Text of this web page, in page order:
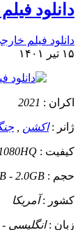
دانلود فیلم Zeros and Ones 2021 صفر و یک
دانلود فیلم
۱۵ تیر ۱۴۰۱
اکران : 2021
ژانر :اکشن
کیفیت :
حجم : - 2.0GB
کشور :آمریکا
زبان :انگلیسی